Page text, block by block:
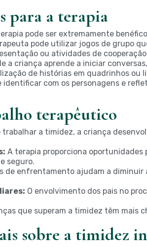
para a terapia
pode ser extremamente
pode utilizar jogos de grupo
ou atividades de
a criança aprende a iniciar
de histórias em quadrinhos ou
com os personagens e
terapêutico
trabalhar a timidez, a criança
A terapia proporciona oportunidades
seguro.
de enfrentamento ajudam a diminuir
O envolvimento dos pais no
que superam a timidez têm mais
sobre a timidez